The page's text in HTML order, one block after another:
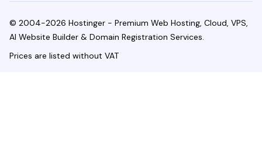
© 2004-2026 Hostinger - Premium Web Hosting, Cloud, VPS,
AI Website Builder & Domain Registration Services.
Prices are listed without VAT